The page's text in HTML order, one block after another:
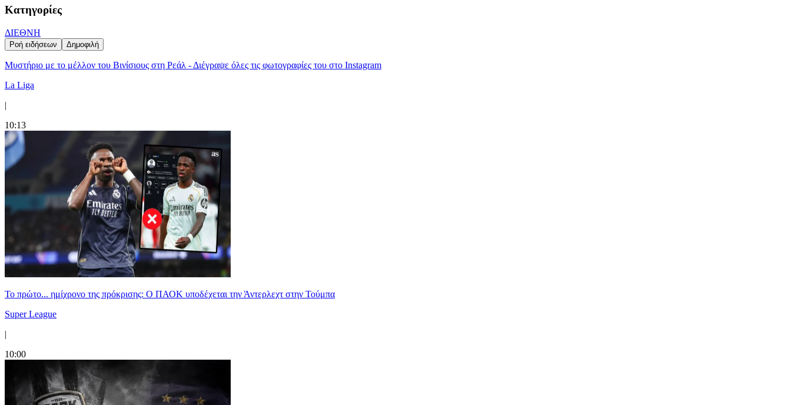
Κατηγορίες
ΔΙΕΘΝΗ
Ροή ειδήσεων Δημοφιλή
Μυστήριο με το μέλλον του Βινίσιους στη Ρεάλ - Διέγραψε όλες τις φωτογραφίες του στο Instagram
La Liga
|
10:13
Το πρώτο... ημίχρονο της πρόκρισης: Ο ΠΑΟΚ υποδέχεται την Άντερλεχτ στην Τούμπα
Super League
|
10:00